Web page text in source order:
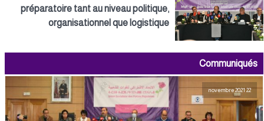
préparatoire tant au niveau politique,
organisationnel que logistique
Communiqués
22 novembre 2021